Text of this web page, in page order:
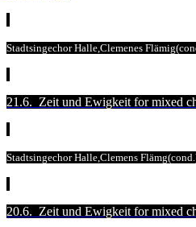
Stadtsingechor Halle,Clemenes
21.6. Zeit und Ewigkeit for mixed
Stadtsingechor Halle,Clemens
20.6. Zeit und Ewigkeit for mixed